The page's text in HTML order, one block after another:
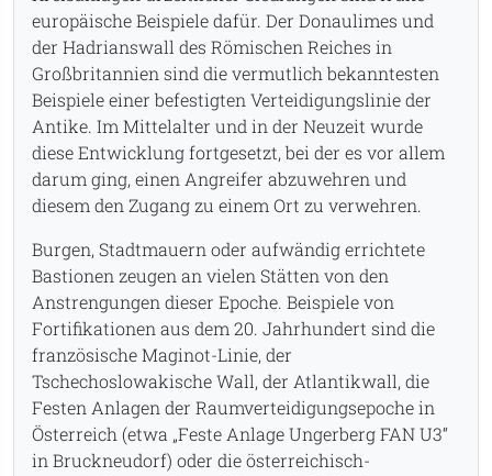
europäische Beispiele dafür. Der Donaulimes und
der Hadrianswall des Römischen Reiches in
Großbritannien sind die vermutlich bekanntesten
Beispiele einer befestigten Verteidigungslinie der
Antike. Im Mittelalter und in der Neuzeit wurde
diese Entwicklung fortgesetzt, bei der es vor allem
darum ging, einen Angreifer abzuwehren und
diesem den Zugang zu einem Ort zu verwehren.
Burgen, Stadtmauern oder aufwändig errichtete
Bastionen zeugen an vielen Stätten von den
Anstrengungen dieser Epoche. Beispiele von
Fortifikationen aus dem 20. Jahrhundert sind die
französische Maginot-Linie, der
Tschechoslowakische Wall, der Atlantikwall, die
Festen Anlagen der Raumverteidigungsepoche in
Österreich (etwa „Feste Anlage Ungerberg FAN U3“
in Bruckneudorf) oder die österreichisch-